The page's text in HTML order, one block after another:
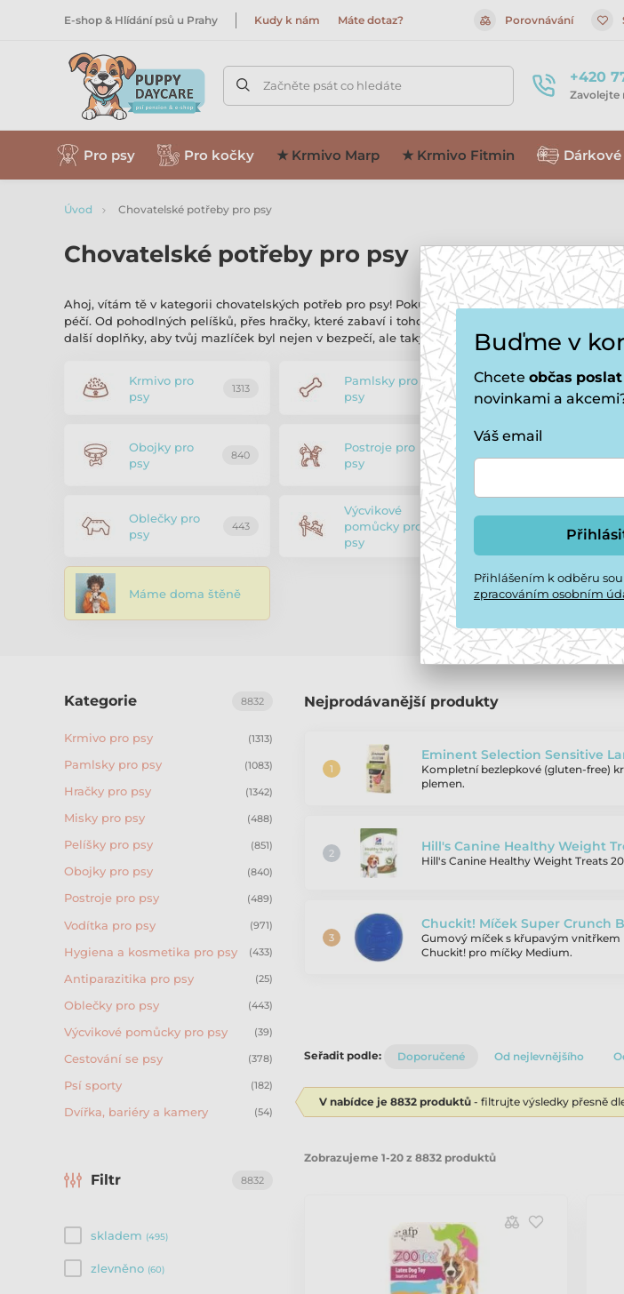
E-shop & Hlídání psů u Prahy Kudy k nám Máte dotaz? Porovnávání
Začněte psát co hledáte +420
Zavolejte
Pro psy Pro kočky ★ Krmivo Marp ★ Krmivo Fitmin
Úvod Chovatelské potřeby pro psy
Chovatelské potřeby pro psy
Ahoj, vítám tě v kategorii chovatelských potřeb pro psy! Pokud máš doma čtyřnohého
péčí. Od pohodlných pelíšků, přes hračky, které zabaví i toho nejaktivnějšího chlupáče, až
další doplňky, aby tvůj mazlíček byl nejen v bezpečí, ale taky stylový. Mrkni se a objev, co tvůj
Krmivo pro
psy
1313
Pamlsky pro
psy
1083
Hračky pro
psy
Obojky pro
psy
840
Postroje pro
psy
489
psy
Oblečky pro
psy
443
Výcvikové
pomůcky pro
psy
39
Cestování
psy
Máme doma štěně
Nejprodávanější produkty
Eminent Selection Sensitive
Kompletní bezlepkové (gluten-free)
plemen.
Hill's Canine Healthy Weight
Hill's Canine Healthy Weight Treats
Chuckit! Míček Super Crunch
Gumový míček s křupavým vnitřkem
Chuckit! pro míčky Medium.
8832
Kategorie
Krmivo pro psy (1313)
Pamlsky pro psy (1083)
Hračky pro psy (1342)
Misky pro psy (488)
Pelíšky pro psy (851)
Obojky pro psy (840)
Postroje pro psy (489)
Vodítka pro psy (971)
Hygiena a kosmetika pro psy (433)
Antiparazitika pro psy (25)
Oblečky pro psy (443)
Výcvikové pomůcky pro psy (39)
Cestování se psy (378)
Psí sporty (182)
Dvířka, bariéry a kamery (54)
Filtr 8832
skladem (495)
zlevněno (60)
Seřadit podle: Doporučené Od nejlevnějšího
V nabídce je 8832 produktů - filtrujte výsledky přesně
Zobrazujeme 1-20 z 8832 produktů
Buďme v
Chcete občas
novinkami a
Váš email
Přihlášením k odběru
zpracováním osobním